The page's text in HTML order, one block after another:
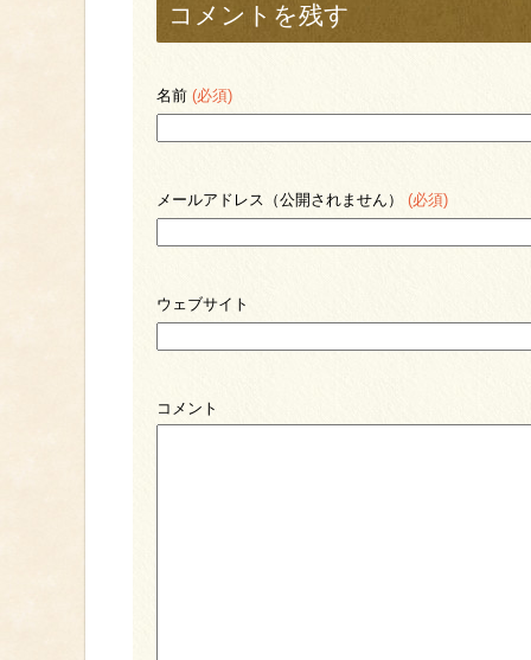
コメントを残す
名前 (必須)
メールアドレス（公開されません） (必須)
ウェブサイト
コメント